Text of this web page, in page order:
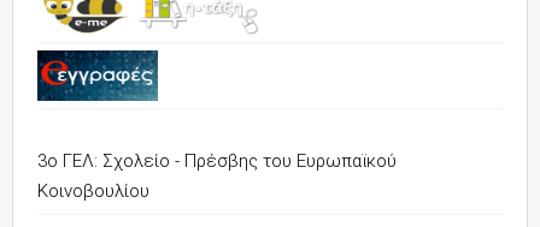
3ο ΓΕΛ: Σχολείο - Πρέσβης του Ευρωπαϊκού
Κοινοβουλίου